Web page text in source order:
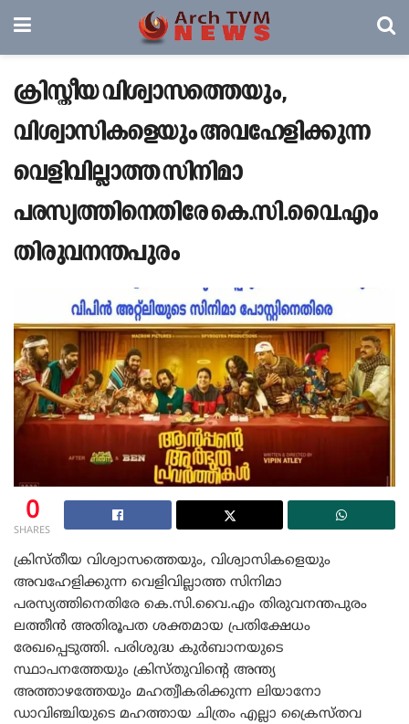
ക്രിസ്തീയ വിശ്വാസത്തെയും,
വിശ്വാസികളെയും അവഹേളിക്കുന്ന
വെളിവില്ലാത്ത സിനിമാ
പരസ്യത്തിനെതിരേ കെ.സി.വൈ.എം
തിരുവനന്തപുരം
0
SHARES
ക്രിസ്തീയ വിശ്വാസത്തെയും, വിശ്വാസികളെയും
അവഹേളിക്കുന്ന വെളിവില്ലാത്ത സിനിമാ
പരസ്യത്തിനെതിരേ കെ.സി.വൈ.എം തിരുവനന്തപുരം
ലത്തീൻ അതിരൂപത ശക്തമായ പ്രതിക്ഷേധം
രേഖപ്പെടുത്തി. പരിശുദ്ധ കുർബാനയുടെ
സ്ഥാപനത്തേയും ക്രിസ്തുവിന്റെ അന്ത്യ
അത്താഴത്തേയും മഹത്വീകരിക്കുന്ന ലിയാനോ
ഡാവിഞ്ചിയുടെ മഹത്തായ ചിത്രം എല്ലാ ക്രൈസ്തവ